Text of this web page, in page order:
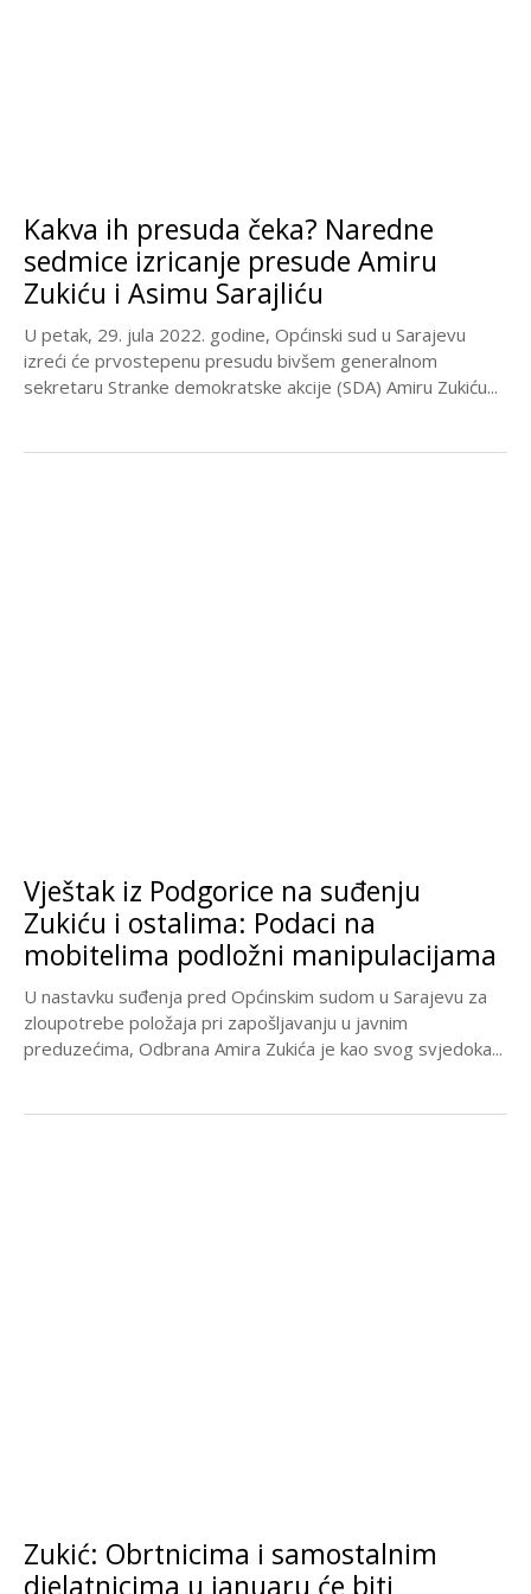
Kakva ih presuda čeka? Naredne
sedmice izricanje presude Amiru
Zukiću i Asimu Sarajliću
U petak, 29. jula 2022. godine, Općinski sud u Sarajevu
izreći će prvostepenu presudu bivšem generalnom
sekretaru Stranke demokratske akcije (SDA) Amiru Zukiću...
Vještak iz Podgorice na suđenju
Zukiću i ostalima: Podaci na
mobitelima podložni manipulacijama
U nastavku suđenja pred Općinskim sudom u Sarajevu za
zloupotrebe položaja pri zapošljavanju u javnim
preduzećima, Odbrana Amira Zukića je kao svog svjedoka...
Zukić: Obrtnicima i samostalnim
djelatnicima u januaru će biti